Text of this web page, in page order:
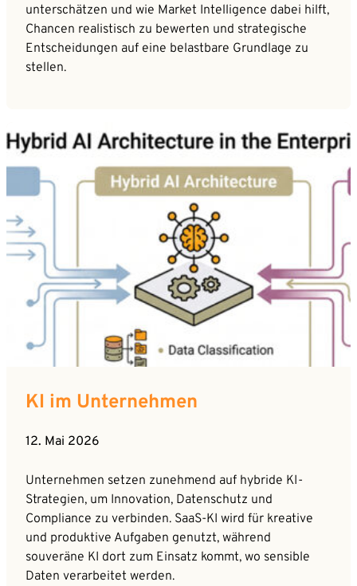
unterschätzen und wie Market Intelligence dabei hilft,
Chancen realistisch zu bewerten und strategische
Entscheidungen auf eine belastbare Grundlage zu
stellen.
KI im Unternehmen
12. Mai 2026
Unternehmen setzen zunehmend auf hybride KI-
Strategien, um Innovation, Datenschutz und
Compliance zu verbinden. SaaS-KI wird für kreative
und produktive Aufgaben genutzt, während
souveräne KI dort zum Einsatz kommt, wo sensible
Daten verarbeitet werden.